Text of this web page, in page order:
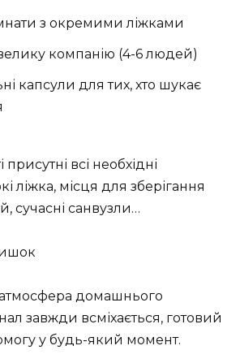
з окремими ліжками
компанію (4-6 людей)
капсули для тих, хто шукає
всі необхідні
ліжка, місця для зберігання
сучасні санвузли…
атмосфера домашнього
завжди всміхається, готовий
у будь-який момент.